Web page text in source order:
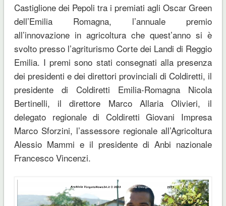
Castiglione dei Pepoli tra i premiati agli Oscar Green
dell’Emilia Romagna, l’annuale premio
all’innovazione in agricoltura che quest’anno si è
svolto presso l’agriturismo Corte dei Landi di Reggio
Emilia. I premi sono stati consegnati alla presenza
dei presidenti e dei direttori provinciali di Coldiretti, il
presidente di Coldiretti Emilia-Romagna Nicola
Bertinelli, il direttore Marco Allaria Olivieri, il
delegato regionale di Coldiretti Giovani Impresa
Marco Sforzini, l’assessore regionale all’Agricoltura
Alessio Mammi e il presidente di Anbi nazionale
Francesco Vincenzi.